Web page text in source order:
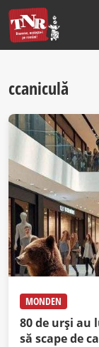
ccaniculă
MONDEN
80 de urși au
să scape de